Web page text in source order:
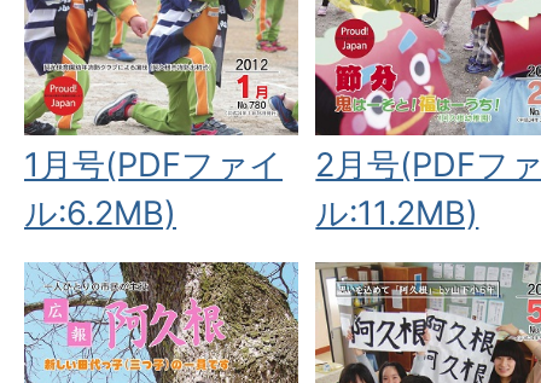
1月号(PDFファイ
ル:6.2MB)
2月号(PDFフ
ル:11.2MB)